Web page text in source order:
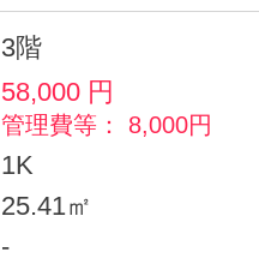
3階
58,000 円
管理費等： 8,000円
1K
25.41㎡
-